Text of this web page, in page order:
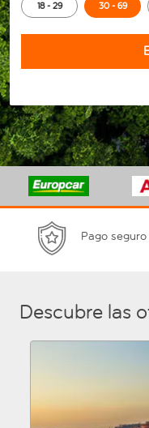
18 - 29 30 - 69
Pago
Descubre las